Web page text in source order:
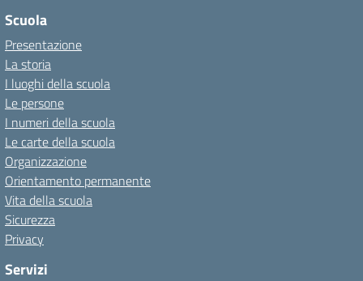
Scuola
Presentazione
La storia
I luoghi della scuola
Le persone
I numeri della scuola
Le carte della scuola
Organizzazione
Orientamento permanente
Vita della scuola
Sicurezza
Privacy
Servizi